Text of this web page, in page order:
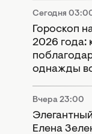
Сегодня
Гороскоп
2026 года:
однажды
Вчера 23:00
Елена